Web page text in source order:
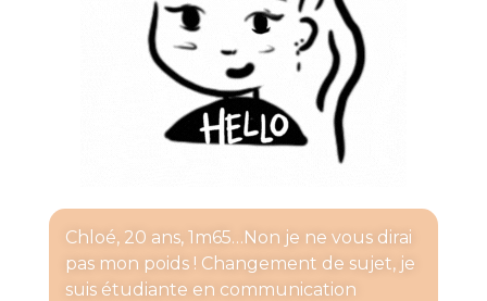
Chloé, 20 ans, 1m65…Non je ne vous dirai
pas mon poids ! Changement de sujet, je
suis étudiante en communication